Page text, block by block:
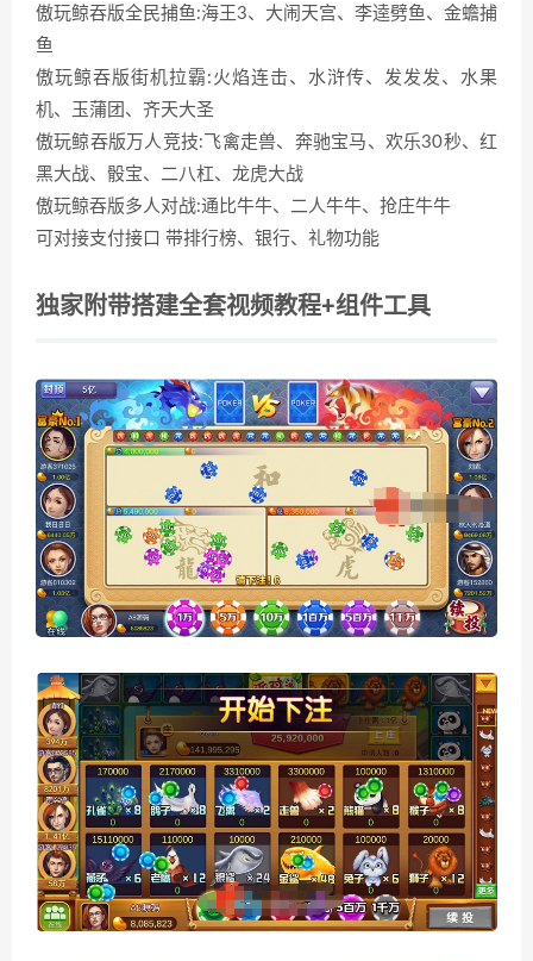
傲玩鲸吞版全民捕鱼:海王3、大闹天宫、李逵劈鱼、金蟾捕
鱼
傲玩鲸吞版街机拉霸:火焰连击、水浒传、发发发、水果
机、玉蒲团、齐天大圣
傲玩鲸吞版万人竞技:飞禽走兽、奔驰宝马、欢乐30秒、红
黑大战、骰宝、二八杠、龙虎大战
傲玩鲸吞版多人对战:通比牛牛、二人牛牛、抢庄牛牛
可对接支付接口 带排行榜、银行、礼物功能
独家附带搭建全套视频教程+组件工具